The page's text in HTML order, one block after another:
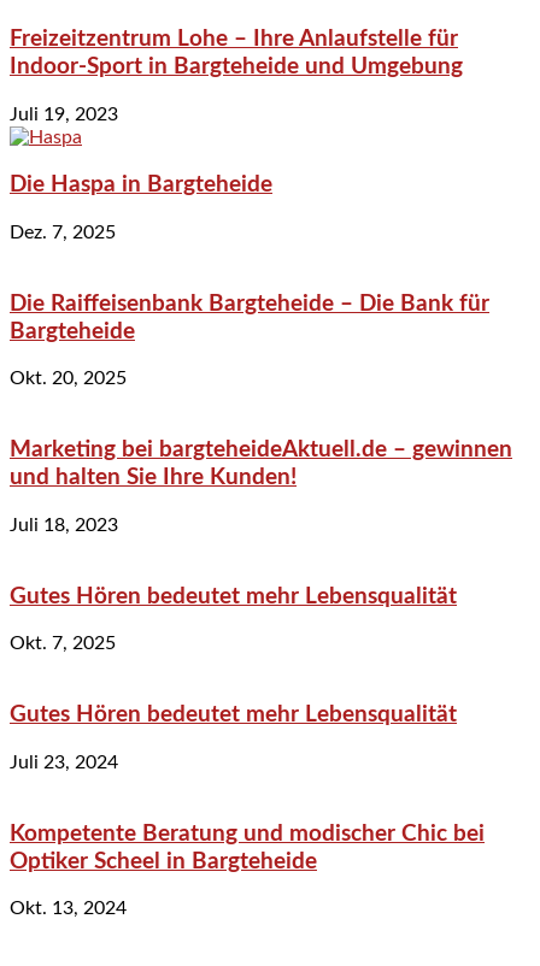
Freizeitzentrum Lohe – Ihre Anlaufstelle für
Indoor-Sport in Bargteheide und Umgebung
Juli 19, 2023
Die Haspa in Bargteheide
Dez. 7, 2025
Die Raiffeisenbank Bargteheide – Die Bank für
Bargteheide
Okt. 20, 2025
Marketing bei bargteheideAktuell.de – gewinnen
und halten Sie Ihre Kunden!
Juli 18, 2023
Gutes Hören bedeutet mehr Lebensqualität
Okt. 7, 2025
Gutes Hören bedeutet mehr Lebensqualität
Juli 23, 2024
Kompetente Beratung und modischer Chic bei
Optiker Scheel in Bargteheide
Okt. 13, 2024